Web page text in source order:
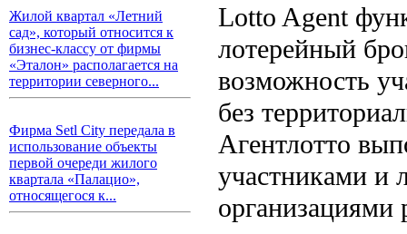
Жилой квартал «Летний
сад», который относится к
бизнес-классу от фирмы
«Эталон» располагается на
территории северного...
Фирма Setl City передала в
использование объекты
первой очереди жилого
квартала «Палацио»,
относящегося к...
Lotto Agent
лотерейный
возможность
без
Агентлотто
участниками и
организациями